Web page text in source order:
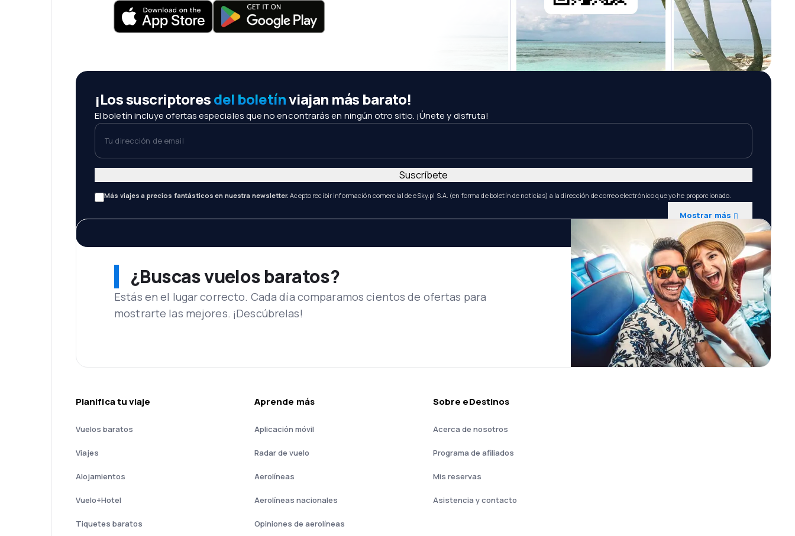
¡Los suscriptoresdel boletínviajan más barato!
El boletín incluye ofertas especiales que no encontrarás en ningún otro sitio. ¡Únete y disfruta!
Tu dirección de email
Más viajes a precios fantásticos en nuestra newsletter. Acepto recibir información comercial de eSky.pl S.A. (en forma de boletín de noticias) a la dirección de correo electrónico que yo he proporcionado.
Mostrar más
Suscríbete
¿Buscas vuelos baratos?
Estás en el lugar correcto. Cada día comparamos cientos de ofertas para
mostrarte las mejores. ¡Descúbrelas!
Planifica tu viaje
Vuelos baratos
Viajes
Alojamientos
Vuelo+Hotel
Tiquetes baratos
Aprende más
Aplicación móvil
Radar de vuelo
Aerolíneas
Aerolíneas nacionales
Opiniones de aerolíneas
Sobre eDestinos
Acerca de nosotros
Programa de afiliados
Mis reservas
Asistencia y contacto